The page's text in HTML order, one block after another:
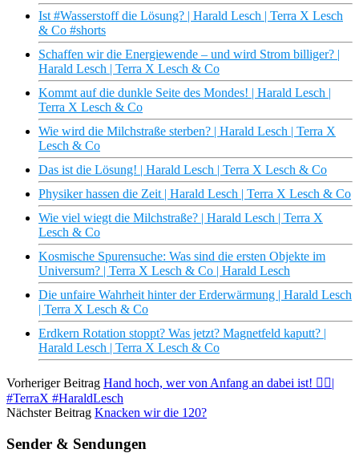
Ist #Wasserstoff die Lösung? | Harald Lesch | Terra X Lesch
& Co #shorts
Schaffen wir die Energiewende – und wird Strom billiger? |
Harald Lesch | Terra X Lesch & Co
Kommt auf die dunkle Seite des Mondes! | Harald Lesch |
Terra X Lesch & Co
Wie wird die Milchstraße sterben? | Harald Lesch | Terra X
Lesch & Co
Das ist die Lösung! | Harald Lesch | Terra X Lesch & Co
Physiker hassen die Zeit | Harald Lesch | Terra X Lesch & Co
Wie viel wiegt die Milchstraße? | Harald Lesch | Terra X
Lesch & Co
Kosmische Spurensuche: Was sind die ersten Objekte im
Universum? | Terra X Lesch & Co | Harald Lesch
Die unfaire Wahrheit hinter der Erderwärmung | Harald Lesch
| Terra X Lesch & Co
Erdkern Rotation stoppt? Was jetzt? Magnetfeld kaputt? |
Harald Lesch | Terra X Lesch & Co
Vorheriger Beitrag Hand hoch, wer von Anfang an dabei ist! ✋🏼|
#TerraX #HaraldLesch
Nächster Beitrag Knacken wir die 120?
Sender & Sendungen